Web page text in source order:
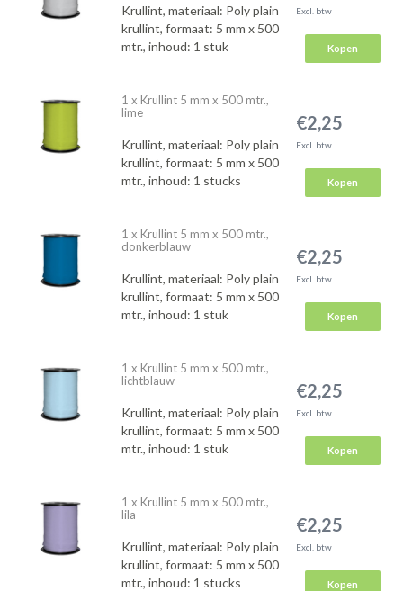
Krullint, materiaal: Poly plain
krullint, formaat: 5 mm x 500
mtr., inhoud: 1 stuk
Excl. btw
Kopen
1 x Krullint 5 mm x 500 mtr.,
lime
Krullint, materiaal: Poly plain
krullint, formaat: 5 mm x 500
mtr., inhoud: 1 stucks
€2,25
Excl. btw
Kopen
1 x Krullint 5 mm x 500 mtr.,
donkerblauw
Krullint, materiaal: Poly plain
krullint, formaat: 5 mm x 500
mtr., inhoud: 1 stuk
€2,25
Excl. btw
Kopen
1 x Krullint 5 mm x 500 mtr.,
lichtblauw
Krullint, materiaal: Poly plain
krullint, formaat: 5 mm x 500
mtr., inhoud: 1 stuk
€2,25
Excl. btw
Kopen
1 x Krullint 5 mm x 500 mtr.,
lila
Krullint, materiaal: Poly plain
krullint, formaat: 5 mm x 500
mtr., inhoud: 1 stucks
€2,25
Excl. btw
Kopen